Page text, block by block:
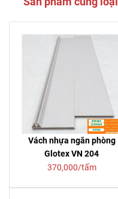
Vách nhựa ngăn phòng
Glotex VN 204
370,000/tấm